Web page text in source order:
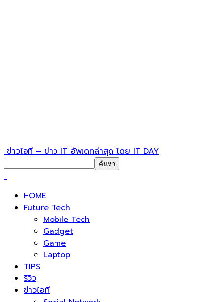
ข่าวไอที – ข่าว IT อัพเดทล่าสุด โดย IT DAY
HOME
Future Tech
Mobile Tech
Gadget
Game
Laptop
TIPS
รีวิว
ข่าวไอที